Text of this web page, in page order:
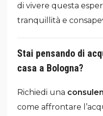
di vivere questa
tranquillità e
Stai pensando di
casa a Bologna?
Richiedi una
come affrontare